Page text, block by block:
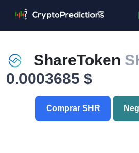
ShareToken
0.0003685 $
Comprar SHR